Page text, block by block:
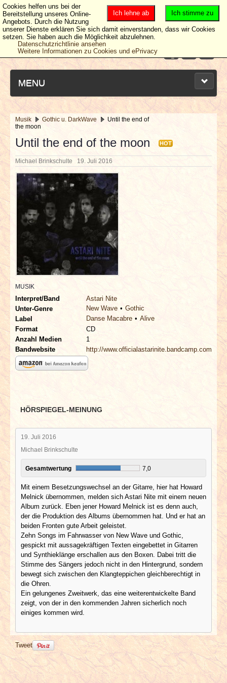
MENU
NEUESTE ARTIKEL
NEWS & DATES
BERICHTE
VERLOSUNGEN
INTERVIEWS
SPECIALS
REDAKTION
LINKS
ARCHIV
Musik Gothic u. DarkWave
Until the end of
the moon
Until the end of the moon HOT
Michael Brinkschulte 19. Juli 2016
MUSIK
Interpret/Band
Astari Nite
Unter-Genre
New Wave
Gothic
Label
Danse Macabre
Alive
Format
CD
Anzahl Medien
1
Bandwebsite
http://www.officialastarinite.bandcamp.com
HÖRSPIEGEL-MEINUNG
19. Juli 2016
Michael Brinkschulte
Gesamtwertung 7,0
Mit einem Besetzungswechsel an der Gitarre, hier hat Howard
Melnick übernommen, melden sich Astari Nite mit einem neuen
Album zurück. Eben jener Howard Melnick ist es denn auch,
der die Produktion des Albums übernommen hat. Und er hat an
beiden Fronten gute Arbeit geleistet.
Zehn Songs im Fahrwasser von New Wave und Gothic,
gespickt mit aussagekräftigen Texten eingebettet in Gitarren
und Synthieklänge erschallen aus den Boxen. Dabei tritt die
Stimme des Sängers jedoch nicht in den Hintergrund, sondern
bewegt sich zwischen den Klangteppichen gleichberechtigt in
die Ohren.
Ein gelungenes Zweitwerk, das eine weiterentwickelte Band
zeigt, von der in den kommenden Jahren sicherlich noch
einiges kommen wird.
Tweet
Ich stimme zu
Ich lehne ab
Cookies helfen uns bei der
Bereitstellung unseres Online-
Angebots. Durch die Nutzung
unserer Dienste erklären Sie sich damit einverstanden, dass wir Cookies
setzen. Sie haben auch die Möglichkeit abzulehnen.
Datenschutzrichtlinie ansehen
Weitere Informationen zu Cookies und ePrivacy